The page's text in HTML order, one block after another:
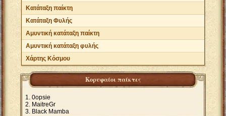
Κατάταξη παίκτη
Κατάταξη Φυλής
Αμυντική κατάταξη παίκτη
Αμυντική κατάταξη φυλής
Χάρτης Κόσμου
Κορυφαίοι παίκτες
0opsie
MaitreGr
Βlack Mamba